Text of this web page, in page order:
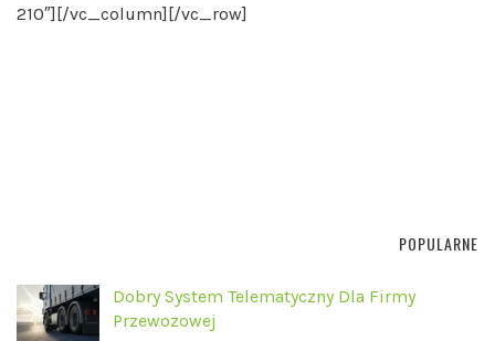
210″][/vc_column][/vc_row]
POPULARNE
Dobry System Telematyczny Dla Firmy
Przewozowej